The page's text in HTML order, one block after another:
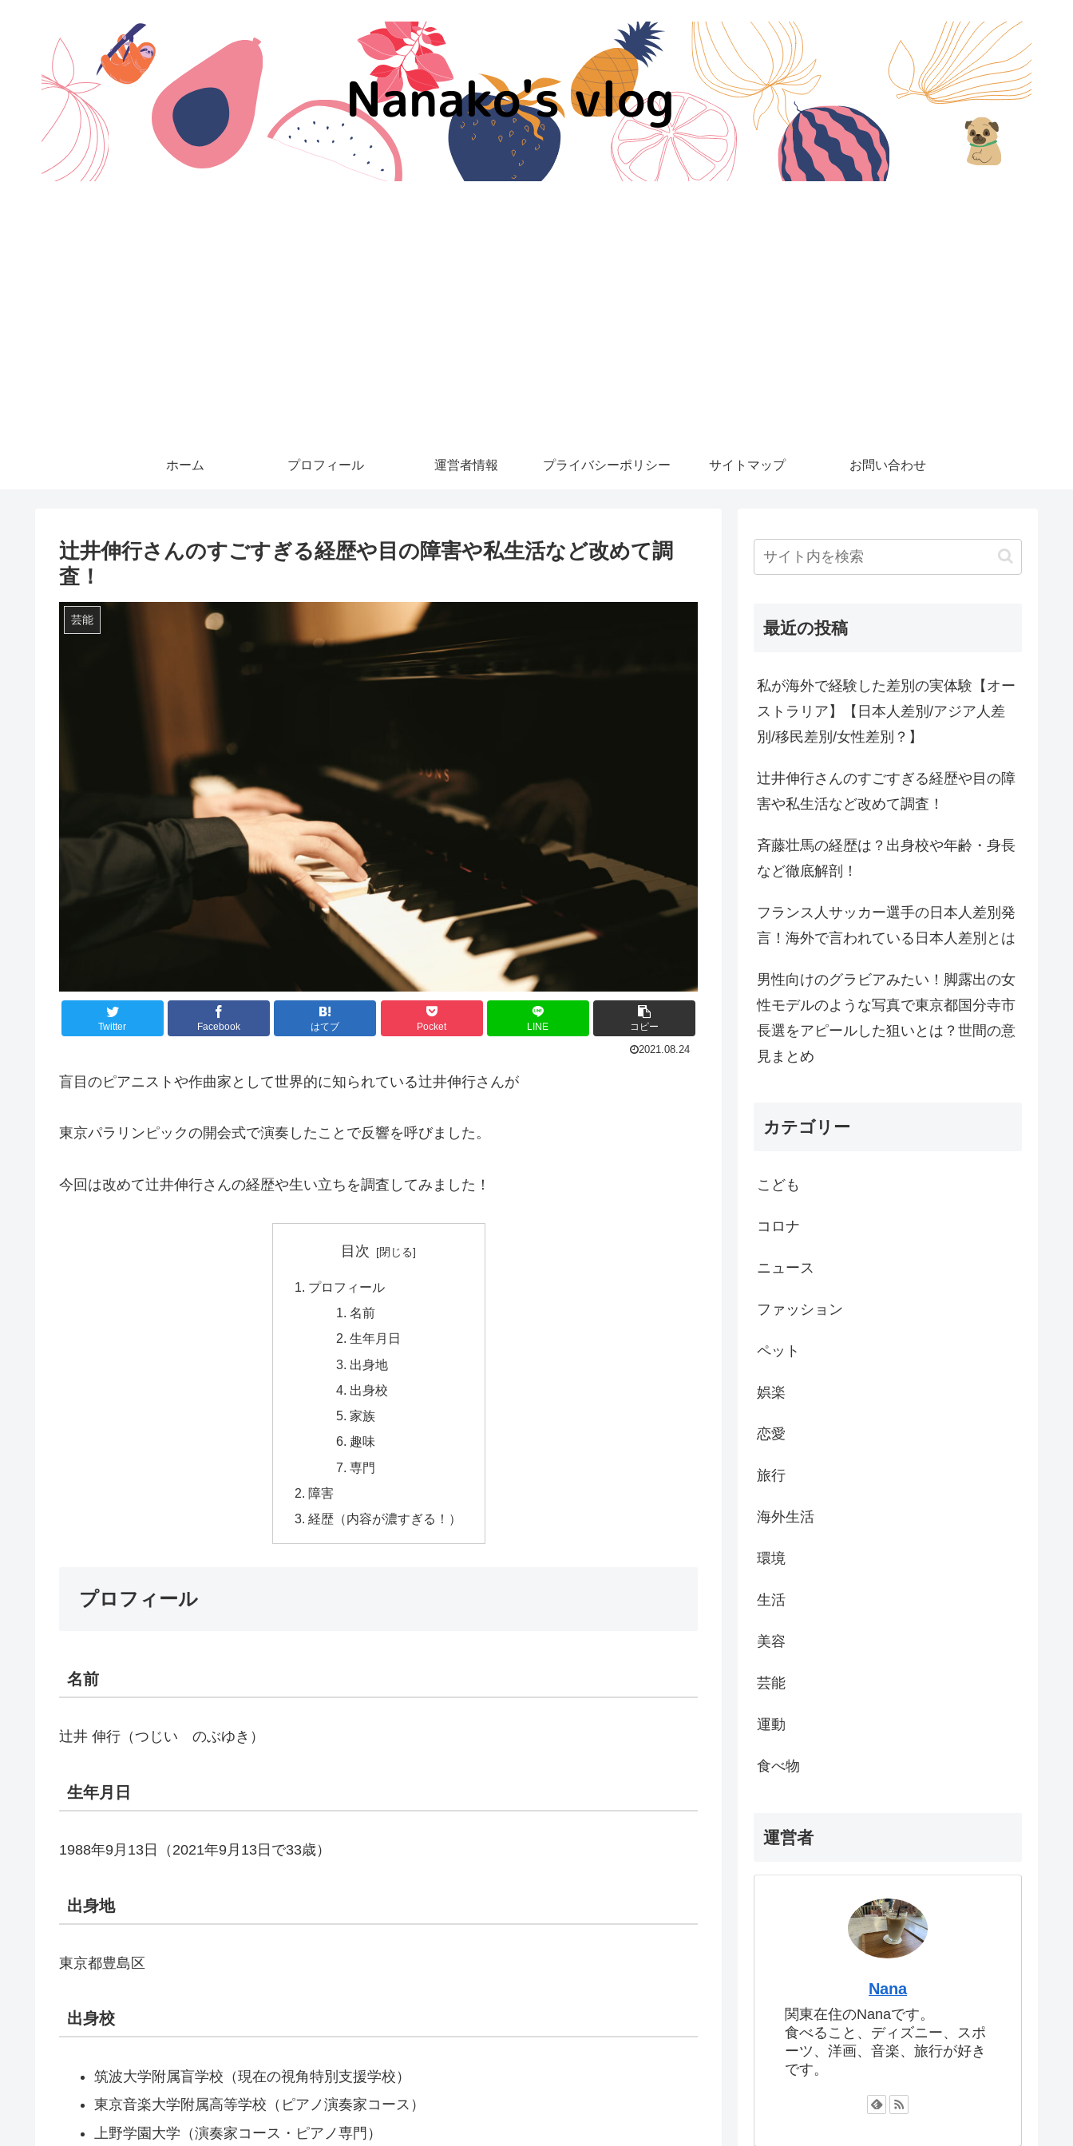
ホーム プロフィール 運営者情報 プライバシーポリシー サイトマップ お問い合わせ
辻井伸行さんのすごすぎる経歴や目の障害や私生活など改めて調
査！
芸能
Twitter Facebook はてブ Pocket LINE コピー
2021.08.24
盲目のピアニストや作曲家として世界的に知られている辻井伸行さんが
東京パラリンピックの開会式で演奏したことで反響を呼びました。
今回は改めて辻井伸行さんの経歴や生い立ちを調査してみました！
目次
プロフィール
名前
生年月日
出身地
出身校
家族
趣味
専門
障害
経歴（内容が濃すぎる！）
プロフィール
名前
辻井 伸行（つじい のぶゆき）
生年月日
1988年9月13日（2021年9月13日で33歳）
出身地
東京都豊島区
出身校
筑波大学附属盲学校（現在の視角特別支援学校）
東京音楽大学附属高等学校（ピアノ演奏家コース）
上野学園大学（演奏家コース・ピアノ専門）
最近の投稿
私が海外で経験した差別の実体験【オー
ストラリア】【日本人差別/アジア人差
別/移民差別/女性差別？】
辻井伸行さんのすごすぎる経歴や目の障
害や私生活など改めて調査！
斉藤壮馬の経歴は？出身校や年齢・身長
など徹底解剖！
フランス人サッカー選手の日本人差別発
言！海外で言われている日本人差別とは
男性向けのグラビアみたい！脚露出の女
性モデルのような写真で東京都国分寺市
長選をアピールした狙いとは？世間の意
見まとめ
カテゴリー
こども
コロナ
ニュース
ファッション
ペット
娯楽
恋愛
旅行
海外生活
環境
生活
美容
芸能
運動
食べ物
運営者
Nana
関東在住のNanaです。
食べること、ディズニー、スポ
ーツ、洋画、音楽、旅行が好き
です。